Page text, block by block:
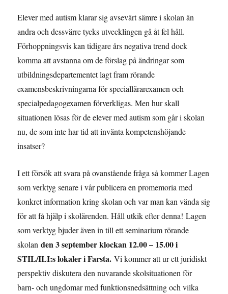
Elever med autism klarar sig avsevärt sämre i skolan än
andra och dessvärre tycks utvecklingen gå åt fel håll.
Förhoppningsvis kan tidigare års negativa trend dock
komma att avstanna om de förslag på ändringar som
utbildningsdepartementet lagt fram rörande
examensbeskrivningarna för speciallärarexamen och
specialpedagogexamen förverkligas. Men hur skall
situationen lösas för de elever med autism som går i skolan
nu, de som inte har tid att invänta kompetenshöjande
insatser?
I ett försök att svara på ovanstående fråga så kommer Lagen
som verktyg senare i vår publicera en promemoria med
konkret information kring skolan och var man kan vända sig
för att få hjälp i skolärenden. Håll utkik efter denna! Lagen
som verktyg bjuder även in till ett seminarium rörande
skolanden 3 september klockan 12.00 – 15.00 i
STIL/ILI:s lokaler i Farsta.Vi kommer att ur ett juridiskt
perspektiv diskutera den nuvarande skolsituationen för
barn- och ungdomar med funktionsnedsättning och vilka